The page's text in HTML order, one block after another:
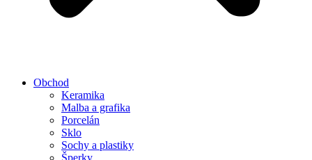
Obchod
Keramika
Malba a grafika
Porcelán
Sklo
Sochy a plastiky
Šperky